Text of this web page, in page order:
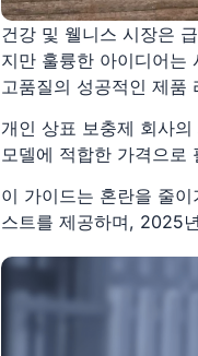
건강 및 웰니스 시장은
지만 훌륭한 아이디어는
고품질의 성공적인 제품
개인 상표 보충제 회사
모델에 적합한 가격으로
이 가이드는 혼란을 줄
스트를 제공하며, 2025